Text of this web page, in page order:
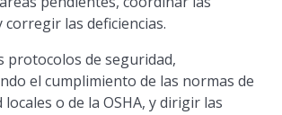
corregir las deficiencias.
protocolos de seguridad,
el cumplimiento de las normas de
o de la OSHA, y dirigir las